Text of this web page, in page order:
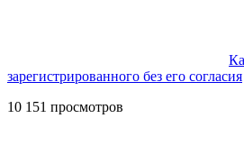
зарегистрированного без его согласия
10 151 просмотров